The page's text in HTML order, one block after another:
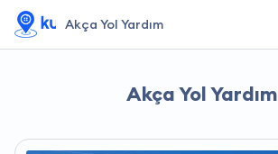
Akça Yol Yardım
Akça Yol Yardım